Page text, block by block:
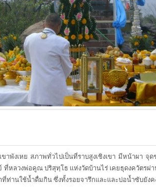
ขาพังเหย สภาพทั่วไปเป็นที่ราบสูงเชิงเขา มีหน้าผา
ที่หลวงพ่อคูณ ปริสุทฺโธ แห่งวัดบ้านไร่ เคยธุดงควัตร
ท่านใช้น้ำดื่มกิน ซึ่งทั้งรอยจารึกและและบ่อน้ำซับยัง